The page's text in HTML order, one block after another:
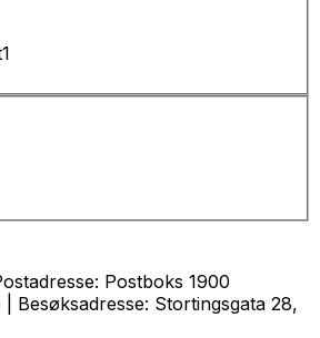
1
Postboks 1900
Besøksadresse: Stortingsgata 28,